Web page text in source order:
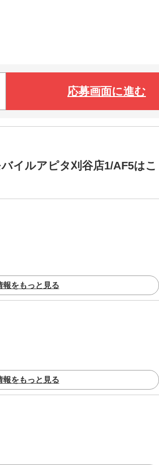
応募画面に進む
イルアピタ刈谷店1/AF5はこ
報をもっと見る
報をもっと見る